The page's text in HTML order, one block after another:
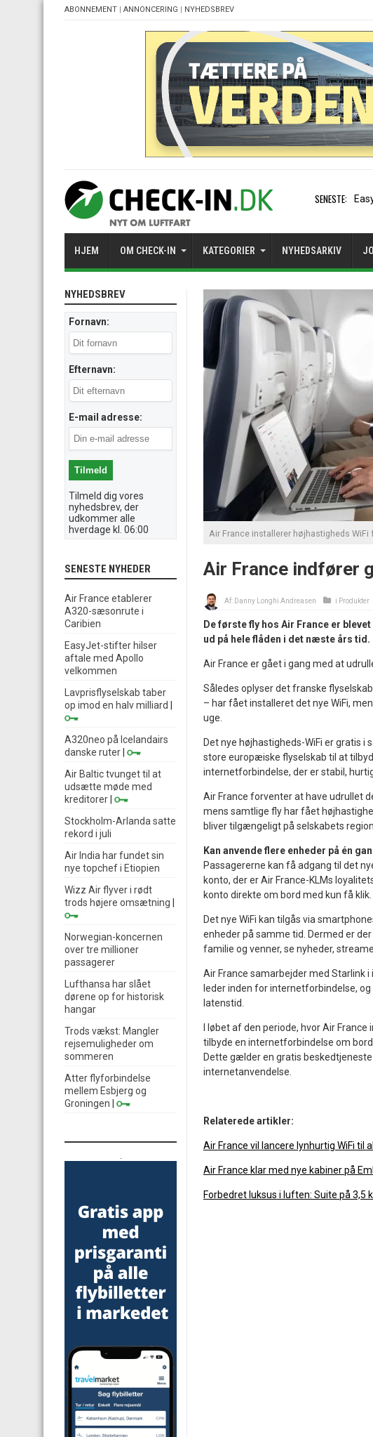
ABONNEMENT | ANNONCERING | NYHEDSBREV
SENESTE: Air
HJEM OM CHECK-IN KATEGORIER NYHEDSARKIV
Air France installerer højhastigheds WiFi
Air France indfører
Af: Danny Longhi Andreasen i Produkter
De første fly hos Air France er
ud på hele flåden i det næste års
Air France er gået i gang med at
Således oplyser det franske
– har fået installeret det nye WiFi,
uge.
Det nye højhastigheds-WiFi er gratis
store europæiske flyselskab til at
internetforbindelse, der er stabil,
Air France forventer at have udrullet
mens samtlige fly har fået
bliver tilgængeligt på selskabets
Kan anvende flere enheder på én
Passagererne kan få adgang til det
konto, der er Air France-KLMs
konto direkte om bord med kun få klik.
Det nye WiFi kan tilgås via
enheder på samme tid. Dermed er
familie og venner, se nyheder,
Air France samarbejder med Starlink
leder inden for internetforbindelse,
latenstid.
I løbet af den periode, hvor Air
tilbyde en internetforbindelse om
Dette gælder en gratis
internetanvendelse.
Relaterede artikler:
Air France vil lancere lynhurtig WiFi til
Air France klar med nye kabiner på
Forbedret luksus i luften: Suite på 3,5
NYHEDSBREV
Fornavn:
Efternavn:
E-mail adresse:
Tilmeld dig vores
nyhedsbrev, der
udkommer alle
hverdage kl. 06:00
SENESTE NYHEDER
Air France etablerer
A320-sæsonrute i
Caribien
EasyJet-stifter hilser
aftale med Apollo
velkommen
Lavprisflyselskab taber
op imod en halv milliard
A320neo på Icelandairs
danske ruter
Air Baltic tvunget til at
udsætte møde med
kreditorer
Stockholm-Arlanda satte
rekord i juli
Air India har fundet sin
nye topchef i Etiopien
Wizz Air flyver i rødt
trods højere omsætning
Norwegian-koncernen
over tre millioner
passagerer
Lufthansa har slået
dørene op for historisk
hangar
Trods vækst: Mangler
rejsemuligheder om
sommeren
Atter flyforbindelse
mellem Esbjerg og
Groningen